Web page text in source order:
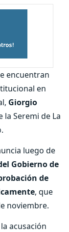
encuentran
en
Giorgio
la Seremi de La
luego de
Gobierno de
de
, que
noviembre.
acusación